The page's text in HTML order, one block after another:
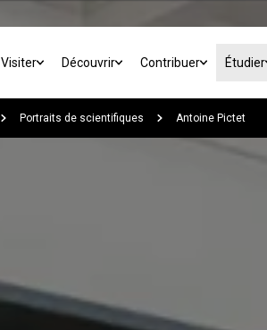
Visiter Découvrir Contribuer Étudier
Portraits de scientifiques Antoine Pictet